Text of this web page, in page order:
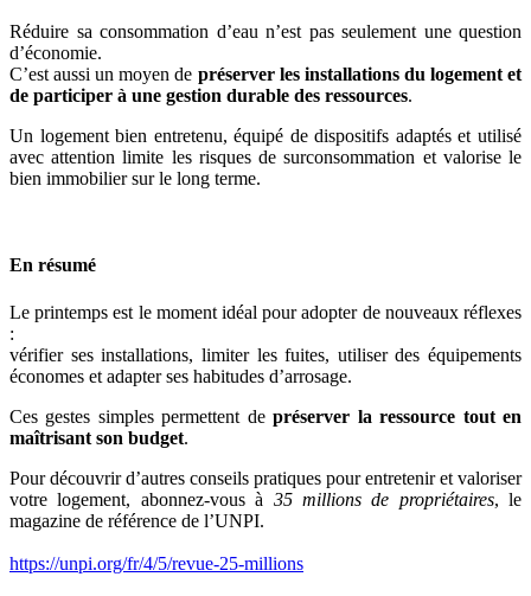
Réduire sa consommation d’eau n’est pas seulement une question
d’économie.
C’est aussi un moyen de préserver les installations du logement et
de participer à une gestion durable des ressources.
Un logement bien entretenu, équipé de dispositifs adaptés et utilisé
avec attention limite les risques de surconsommation et valorise le
bien immobilier sur le long terme.
En résumé
Le printemps est le moment idéal pour adopter de nouveaux réflexes
:
vérifier ses installations, limiter les fuites, utiliser des équipements
économes et adapter ses habitudes d’arrosage.
Ces gestes simples permettent depréserver la ressource tout en
maîtrisant son budget.
Pour découvrir d’autres conseils pratiques pour entretenir et valoriser
votre logement, abonnez-vous à 35 millions de propriétaires, le
magazine de référence de l’UNPI.
https://unpi.org/fr/4/5/revue-25-millions